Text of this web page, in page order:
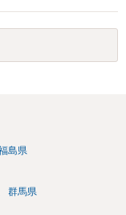
してしまいました。下
りますが、少なくと
捕勾留されるケース
には不起訴ないし各
島県
群馬県